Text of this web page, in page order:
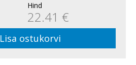
Hind
22.41 €
Lisa ostukorvi